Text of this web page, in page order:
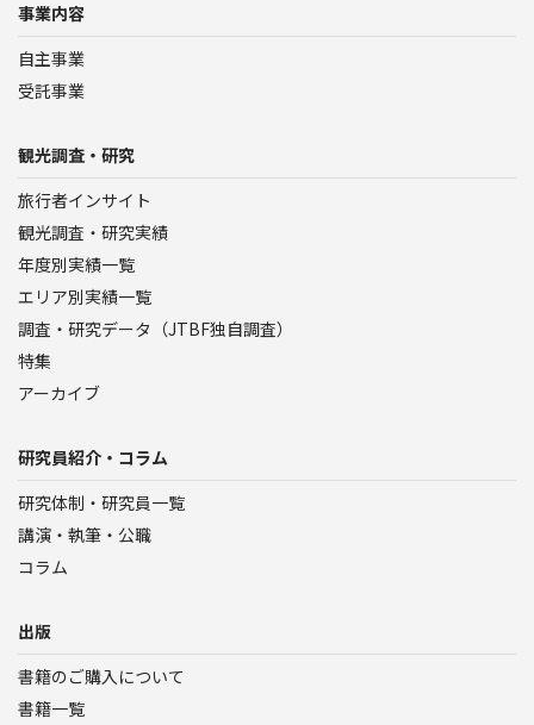
事業内容
自主事業
受託事業
観光調査・研究
旅行者インサイト
観光調査・研究実績
年度別実績一覧
エリア別実績一覧
調査・研究データ（JTBF独自調査）
特集
アーカイブ
研究員紹介・コラム
研究体制・研究員一覧
講演・執筆・公職
コラム
出版
書籍のご購入について
書籍一覧